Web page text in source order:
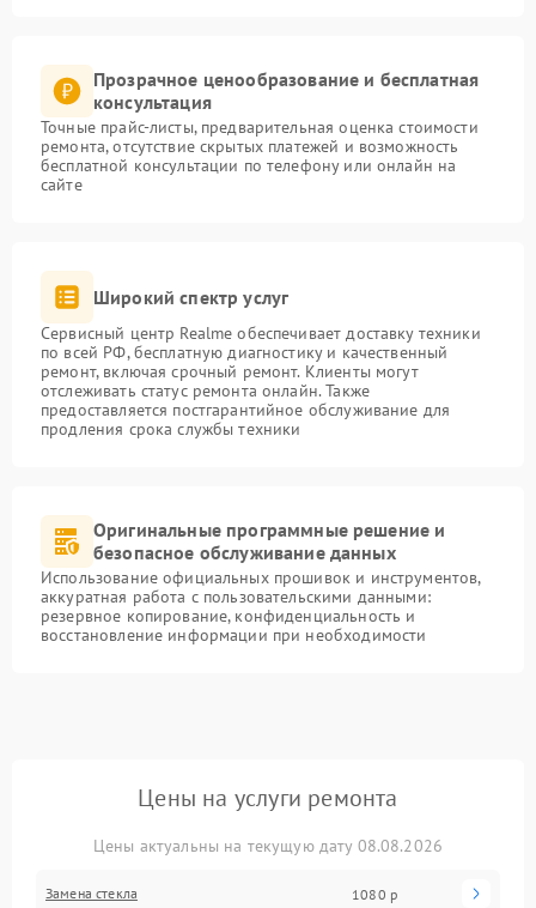
Прозрачное ценообразование и бесплатная
консультация
Точные прайс-листы, предварительная оценка стоимости
ремонта, отсутствие скрытых платежей и возможность
бесплатной консультации по телефону или онлайн на
сайте
Широкий спектр услуг
Сервисный центр Realme обеспечивает доставку техники
по всей РФ, бесплатную диагностику и качественный
ремонт, включая срочный ремонт. Клиенты могут
отслеживать статус ремонта онлайн. Также
предоставляется постгарантийное обслуживание для
продления срока службы техники
Оригинальные программные решение и
безопасное обслуживание данных
Использование официальных прошивок и инструментов,
аккуратная работа с пользовательскими данными:
резервное копирование, конфиденциальность и
восстановление информации при необходимости
Цены на услуги ремонта
Цены актуальны на текущую дату 08.08.2026
Замена стекла 1080 р